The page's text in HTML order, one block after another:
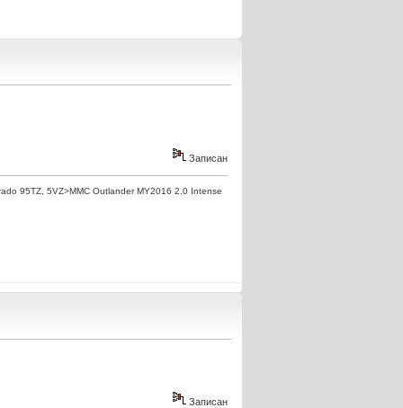
Записан
95TZ, 5VZ>MMC Outlander MY2016 2.0 Intense
Записан